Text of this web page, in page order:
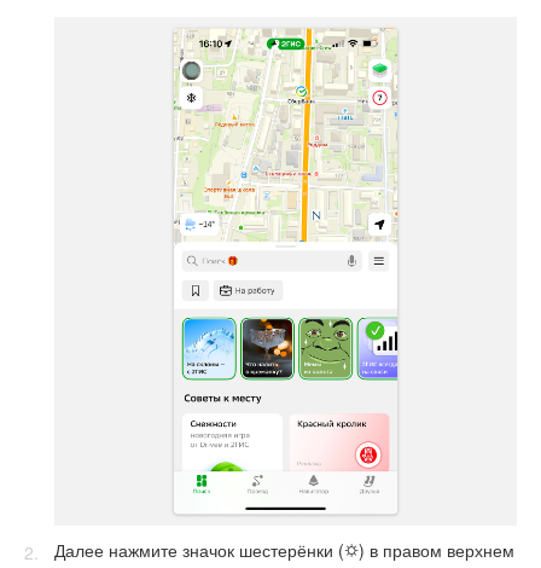
Далее нажмите значок шестерёнки (⛭) в правом верхнем